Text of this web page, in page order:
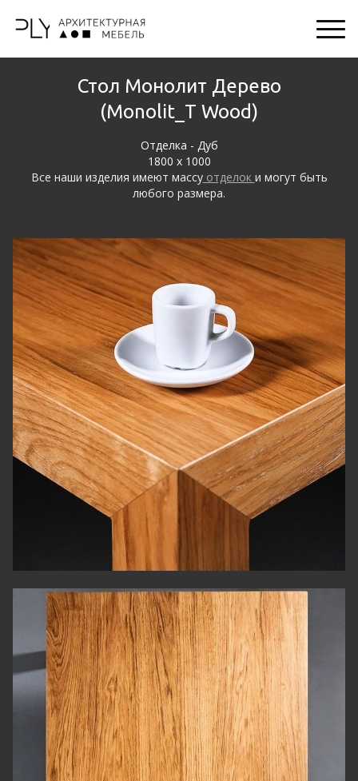
Стол Монолит Дерево
(Monolit_T Wood)
Отделка - Дуб
1800 х 1000
Все наши изделия имеют массуотделок и могут быть
любого размера.